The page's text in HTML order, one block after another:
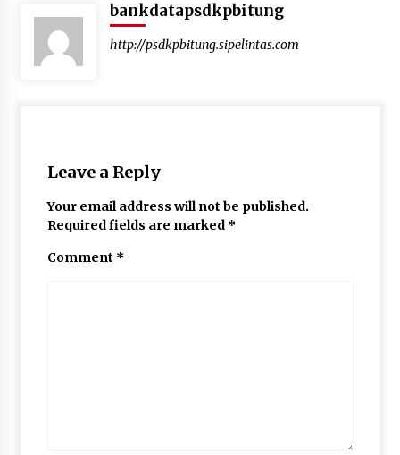
Rencana Aksi Nasional Pemberantasan IUU
Fishing 2025-2029
4 months ago
bankdatapsdkpbitung
http://psdkpbitung.sipelintas.com
Leave a Reply
Your email address will not be published.
Required fields are marked *
Comment *